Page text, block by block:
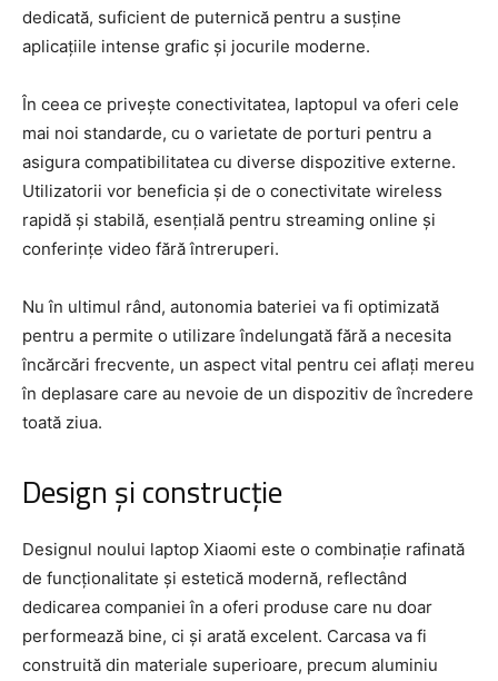
dedicată, suficient de puternică pentru a susține
aplicațiile intense grafic și jocurile moderne.
În ceea ce privește conectivitatea, laptopul va oferi cele
mai noi standarde, cu o varietate de porturi pentru a
asigura compatibilitatea cu diverse dispozitive externe.
Utilizatorii vor beneficia și de o conectivitate wireless
rapidă și stabilă, esențială pentru streaming online și
conferințe video fără întreruperi.
Nu în ultimul rând, autonomia bateriei va fi optimizată
pentru a permite o utilizare îndelungată fără a necesita
încărcări frecvente, un aspect vital pentru cei aflați mereu
în deplasare care au nevoie de un dispozitiv de încredere
toată ziua.
Design și construcție
Designul noului laptop Xiaomi este o combinație rafinată
de funcționalitate și estetică modernă, reflectând
dedicarea companiei în a oferi produse care nu doar
performează bine, ci și arată excelent. Carcasa va fi
construită din materiale superioare, precum aluminiu